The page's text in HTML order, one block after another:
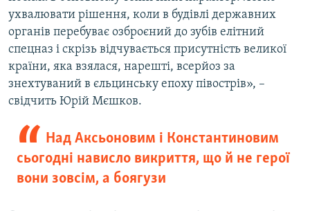
ухвалювати рішення, коли в будівлі державних
органів перебуває озброєний до зубів елітний
спецназ і скрізь відчувається присутність великої
країни, яка взялася, нарешті, всерйоз за
знехтуваний в єльцинську епоху півострів», –
свідчить Юрій Мєшков.
Над Аксьоновим і Константиновим
сьогодні нависло викриття, що й не герої
вони зовсім, а боягузи